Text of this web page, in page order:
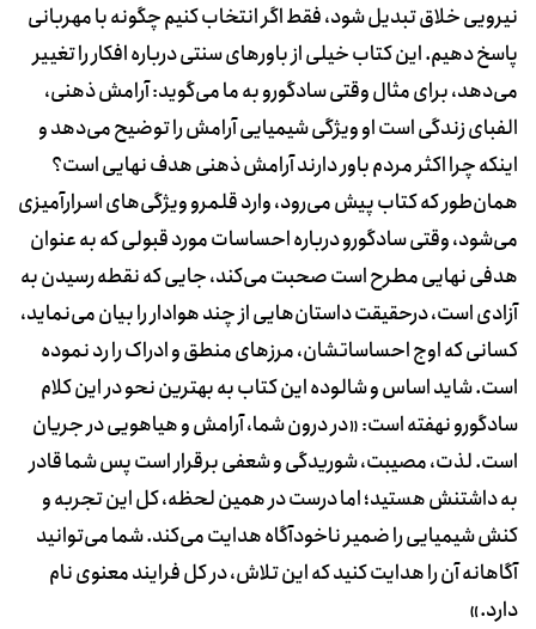
نیرویی خلاق تبدیل شود، فقط اگر انتخاب کنیم چگونه با مهربانی
پاسخ دهیم. این کتاب خیلی از باورهای سنتی درباره افکار را تغییر
می‌دهد، برای مثال وقتی سادگورو به ما می‌گوید: آرامش ذهنی،
الفبای زندگی است او ویژگی شیمیایی آرامش را توضیح می‌دهد و
اینکه چرا اکثر مردم باور دارند آرامش ذهنی هدف نهایی است؟
همان‌طور که کتاب پیش می‌رود، وارد قلمرو ویژگی‌های اسرارآمیزی
می‌شود، وقتی سادگورو درباره احساسات مورد قبولی که به ‌عنوان
هدفی نهایی مطرح است صحبت می‌کند، جایی که نقطه رسیدن به
آزادی است، درحقیقت داستان‌هایی از چند هوادار را بیان می‌نماید،
کسانی که اوج احساساتشان، مرزهای منطق و ادراک را رد نموده
است. شاید اساس و شالوده این کتاب به بهترین نحو در این کلام
سادگورو نهفته است: «در درون شما، آرامش و هیاهویی در جریان
است. لذت، مصیبت، شوریدگی و شعفی برقرار است پس شما قادر
به داشتنش هستید؛ اما درست در همین لحظه، کل این تجربه و
کنش شیمیایی را ضمیر ناخودآگاه هدایت می‌کند. شما می‌توانید
آگاهانه آن‌ را هدایت کنید که این تلاش، در کل فرایند معنوی نام
دارد.»